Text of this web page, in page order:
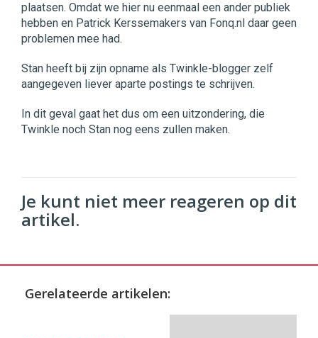
plaatsen. Omdat we hier nu eenmaal een ander publiek
hebben en Patrick Kerssemakers van Fonq.nl daar geen
problemen mee had.
Stan heeft bij zijn opname als Twinkle-blogger zelf
aangegeven liever aparte postings te schrijven.
In dit geval gaat het dus om een uitzondering, die
Twinkle noch Stan nog eens zullen maken.
Je kunt niet meer reageren op dit
artikel.
Gerelateerde artikelen: